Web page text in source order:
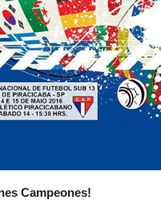
Campeones!